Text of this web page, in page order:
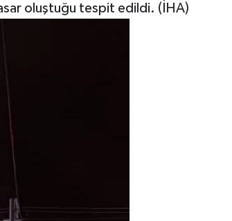
oluştuğu tespit edildi. (İHA)